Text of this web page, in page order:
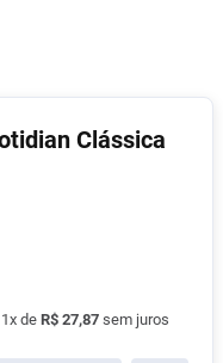
Clássica
1x de R$ 27,87 sem juros